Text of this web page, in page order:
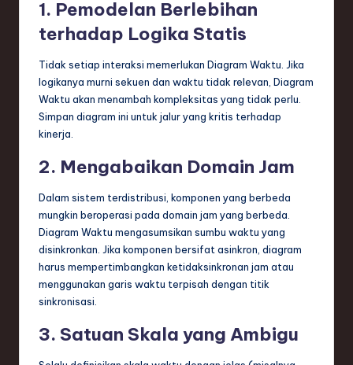
1. Pemodelan Berlebihan
terhadap Logika Statis
Tidak setiap interaksi memerlukan Diagram Waktu. Jika
logikanya murni sekuen dan waktu tidak relevan, Diagram
Waktu akan menambah kompleksitas yang tidak perlu.
Simpan diagram ini untuk jalur yang kritis terhadap
kinerja.
2. Mengabaikan Domain Jam
Dalam sistem terdistribusi, komponen yang berbeda
mungkin beroperasi pada domain jam yang berbeda.
Diagram Waktu mengasumsikan sumbu waktu yang
disinkronkan. Jika komponen bersifat asinkron, diagram
harus mempertimbangkan ketidaksinkronan jam atau
menggunakan garis waktu terpisah dengan titik
sinkronisasi.
3. Satuan Skala yang Ambigu